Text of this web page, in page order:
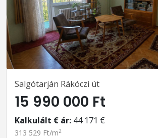
Salgótarján Rákóczi út
15 990 000 Ft
Kalkulált € ár: 44 171 €
313 529 Ft/m2